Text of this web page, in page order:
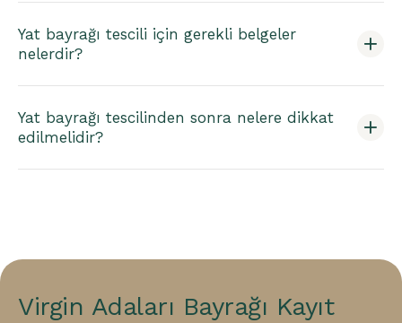
Yat bayrağı tescili için gerekli belgeler
nelerdir?
Yat bayrağı tescilinden sonra nelere dikkat
edilmelidir?
Virgin Adaları Bayrağı Kayıt